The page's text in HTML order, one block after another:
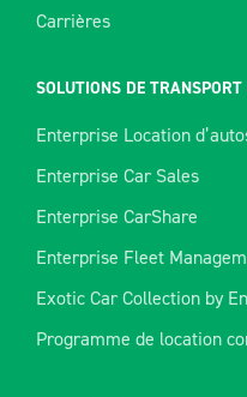
Carrières
SOLUTIONS DE TRANSPORT
Enterprise Location
Enterprise Car Sales
Enterprise CarShare
Enterprise Fleet
Exotic Car Collection by
Programme de location